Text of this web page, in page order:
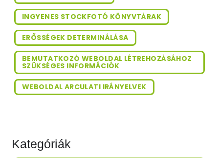
INGYENES STOCKFOTÓ KÖNYVTÁRAK
ERŐSSÉGEK DETERMINÁLÁSA
BEMUTATKOZÓ WEBOLDAL LÉTREHOZÁSÁHOZ
SZÜKSÉGES INFORMÁCIÓK
WEBOLDAL ARCULATI IRÁNYELVEK
Kategóriák